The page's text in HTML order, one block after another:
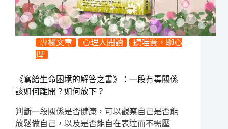
專欄文章 心理人閱讀
聽哇賽，聊心
理
《寫給生命困境的解答之書》：一段有毒關係
該如何離開？如何放下？
判斷一段關係是否健康，可以觀察自己是否能
放鬆做自己，以及是否能自在表達而不需壓